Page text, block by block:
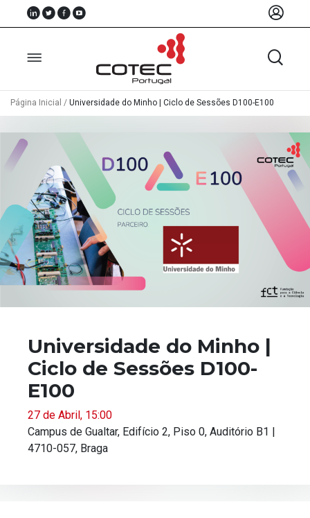
Sobre
Nós
Associados
Recursos
Notícias
Eventos
Página Inicial / Universidade do Minho | Ciclo de Sessões D100-E100
Universidade do Minho |
Ciclo de Sessões D100-
E100
27 de Abril, 15:00
Campus de Gualtar, Edifício 2, Piso 0, Auditório B1 |
4710-057, Braga